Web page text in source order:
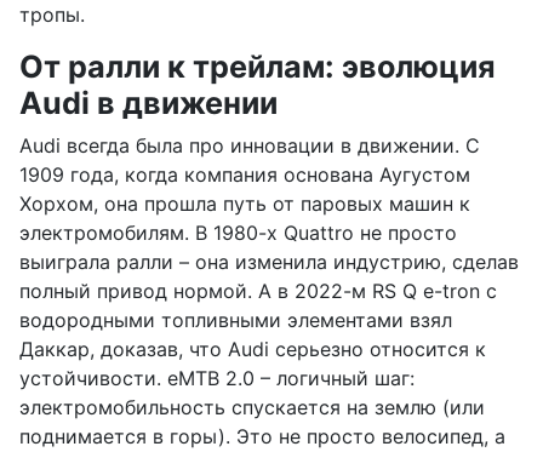
тропы.
От ралли к трейлам: эволюция
Audi в движении
Audi всегда была про инновации в движении. С
1909 года, когда компания основана Аугустом
Хорхом, она прошла путь от паровых машин к
электромобилям. В 1980-х Quattro не просто
выиграла ралли – она изменила индустрию, сделав
полный привод нормой. А в 2022-м RS Q e-tron с
водородными топливными элементами взял
Даккар, доказав, что Audi серьезно относится к
устойчивости. eMTB 2.0 – логичный шаг:
электромобильность спускается на землю (или
поднимается в горы). Это не просто велосипед, а